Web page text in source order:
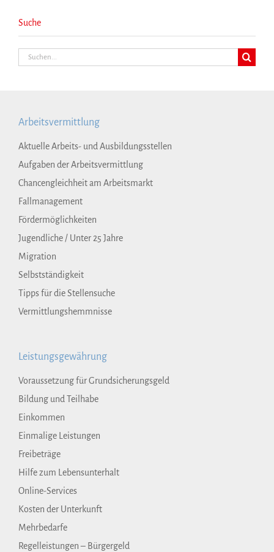
Suche
Suche
Arbeitsvermittlung
Aktuelle Arbeits- und Ausbildungsstellen
Aufgaben der Arbeitsvermittlung
Chancengleichheit am Arbeitsmarkt
Fallmanagement
Fördermöglichkeiten
Jugendliche / Unter 25 Jahre
Migration
Selbstständigkeit
Tipps für die Stellensuche
Vermittlungshemmnisse
Leistungsgewährung
Voraussetzung für Grundsicherungsgeld
Bildung und Teilhabe
Einkommen
Einmalige Leistungen
Freibeträge
Hilfe zum Lebensunterhalt
Online-Services
Kosten der Unterkunft
Mehrbedarfe
Regelleistungen – Bürgergeld